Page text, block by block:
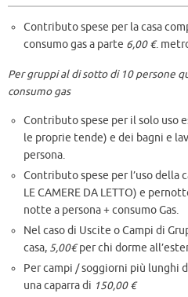
Contributo spese per la casa
consumo gas a parte 6,00 €.
Per gruppi al di sotto di 10 persone
consumo gas
Contributo spese per il solo uso
le proprie tende) e dei bagni e
persona.
Contributo spese per l’uso della
LE CAMERE DA LETTO) e
notte a persona + consumo Gas.
Nel caso di Uscite o Campi di
casa, 5,00€per chi dorme
Per campi / soggiorni più lunghi
una caparra di 150,00 €